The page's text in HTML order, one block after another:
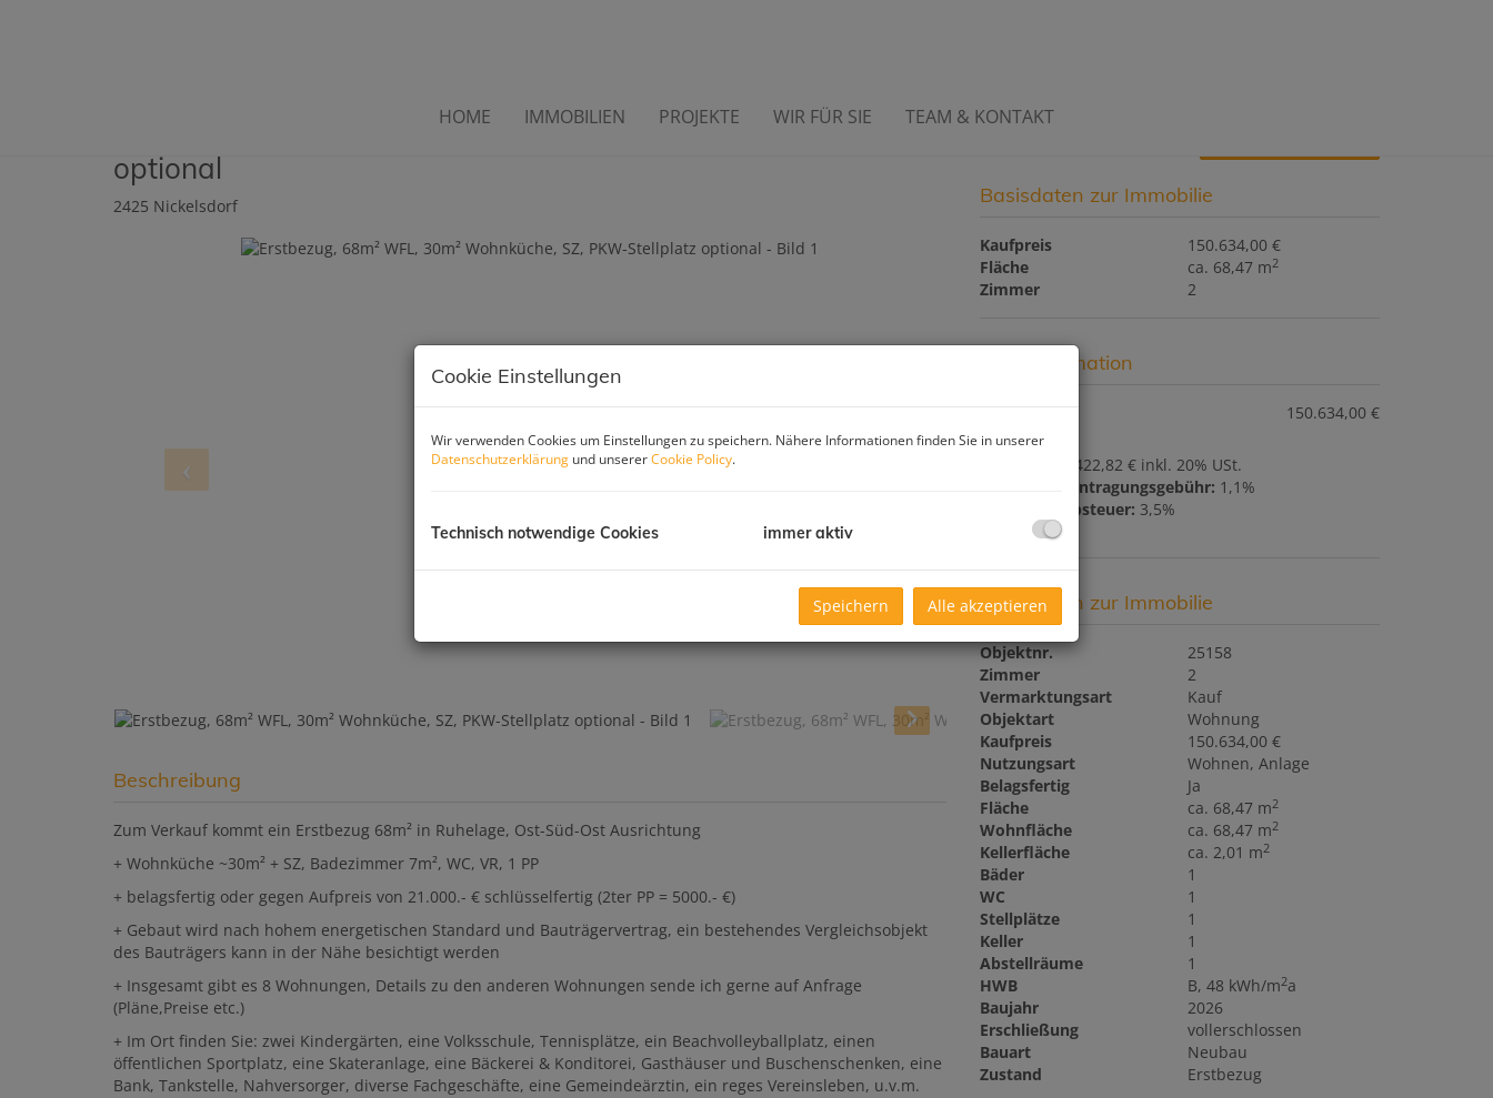
HOME IMMOBILIEN PROJEKTE WIR FÜR SIE TEAM & KONTAKT
Erstbezug, 68m² WFL, 30m² Wohnküche, SZ, PKW-Stellplatz
optional
2425 Nickelsdorf
Beschreibung
Zum Verkauf kommt ein Erstbezug 68m² in Ruhelage, Ost-Süd-Ost Ausrichtung
+ Wohnküche ~30m² + SZ, Badezimmer 7m², WC, VR, 1 PP
+ belagsfertig oder gegen Aufpreis von 21.000.- € schlüsselfertig (2ter PP = 5000.- €)
+ Gebaut wird nach hohem energetischen Standard und Bauträgervertrag, ein bestehendes Vergleichsobjekt
des Bauträgers kann in der Nähe besichtigt werden
+ Insgesamt gibt es 8 Wohnungen, Details zu den anderen Wohnungen sende ich gerne auf Anfrage
(Pläne,Preise etc.)
+ Im Ort finden Sie: zwei Kindergärten, eine Volksschule, Tennisplätze, ein Beachvolleyballplatz, einen
öffentlichen Sportplatz, eine Skateranlage, eine Bäckerei & Konditorei, Gasthäuser und Buschenschenken, eine
Bank, Tankstelle, Nahversorger, diverse Fachgeschäfte, eine Gemeindeärztin, ein reges Vereinsleben, u.v.m.
Basisdaten zur Immobilie
Kaufpreis
150.634,00 €
Fläche
ca. 68,47 m2
Zimmer 2
Preisinformation
Kaufpreis: 150.634,00 €
5.422,82 € inkl. 20% USt.
Grundbucheintragungsgebühr: 1,1%
Grunderwerbsteuer: 3,5%
Basisdaten zur Immobilie
Objektnr.
25158
Zimmer
2
Vermarktungsart
Kauf
Objektart
Wohnung
Kaufpreis
150.634,00 €
Nutzungsart
Wohnen Anlage
Belagsfertig
Ja
Fläche
ca. 68,47 m2
Wohnfläche ca. 68,47 m2
Kellerfläche ca. 2,01 m2
Bäder
1
WC
1
Stellplätze
1
Keller
1
Abstellräume
1
HWB
B, 48 kWh/m2a
Baujahr
2026
Erschließung
vollerschlossen
Bauart
Neubau
Zustand
Erstbezug
Cookie Einstellungen
Wir verwenden Cookies um Einstellungen zu speichern. Nähere Informationen finden Sie in unserer
Datenschutzerklärung und unsererCookie Policy.
Technisch notwendige Cookies immer aktiv
Speichern Alle akzeptieren